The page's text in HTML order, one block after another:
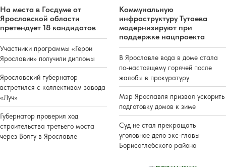
На места в Госдуме от
Ярославской области
претендует 18 кандидатов
Участники программы «Герои
Ярославии» получили дипломы
Ярославский губернатор
встретился с коллективом завода
«Луч»
Губернатор проверил ход
строительства третьего моста
через Волгу в Ярославле
Коммунальную
инфраструктуру Тутаева
модернизируют при
поддержке нацпроекта
В Ярославле вода в доме стала
по-настоящему горячей после
жалобы в прокуратуру
Мэр Ярославля призвал ускорить
подготовку домов к зиме
Суд не стал прекращать
уголовное дело экс-главы
Борисоглебского района